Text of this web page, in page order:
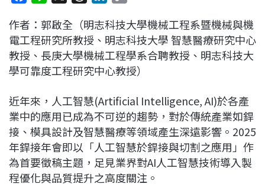
c
e
b
o
k
n
e
r
e
a
d
n
k
e
d
n
p
y
L
i
k
作者：郭啟全（明志科技大學機械工程系暨機械與機
電工程研究所教授、明志科技大學 智慧醫療研究中心
教授、長庚大學機械工程學系合聘教授、明志科技大
學可靠度工程研究中心教授）
近年來，人工智慧(Artificial Intelligence, AI)於各產
業中的應用已成為不可逆的趨勢，對於傳統產業如銲
接、模具設計及智慧醫療等領域產生深遠影響。2025
年銲接年會即以「人工智慧於銲接與切割之應用」作
為首要徵稿主題，足見業界對AI人工智慧技術導入製
程優化與品質提升之高度關注。